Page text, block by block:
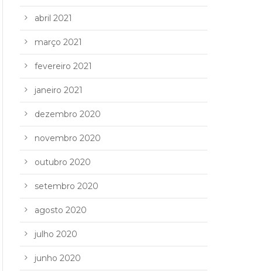
abril 2021
março 2021
fevereiro 2021
janeiro 2021
dezembro 2020
novembro 2020
outubro 2020
setembro 2020
agosto 2020
julho 2020
junho 2020